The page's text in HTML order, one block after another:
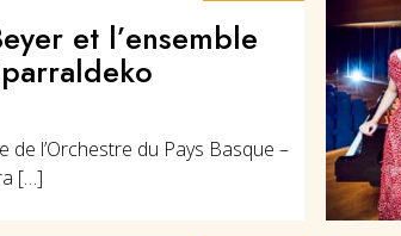
et l’ensemble
de l’Orchestre du Pays Basque –
[…]